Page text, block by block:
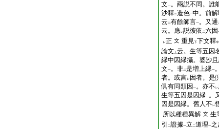
文一。兩説不同。誰
沙釋二造色一中。前
云 二有餘師言一。又通
云。應レ説彼依 二六因
レ正 文 重見下下文釋中
論文 上云。生等五因
縁中因縁攝。婆沙
文一。非二是増上縁一
者。或言レ 因者。是
倶有同類因 一。亦不 レ
生等五因是因縁一。
因是因縁。舊人不 レ
所以種種異解 文 生
引
二證據一立 二道理一